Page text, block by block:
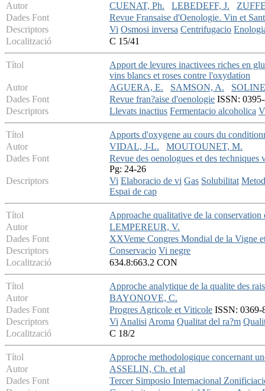
Autor
CUENAT, Ph. LEBEDEFF, J.
Dades Font
Revue Fransaise d'Oenologie. Vin et
Descriptors
Vi Osmosi inversa Centrifugacio
Localització
C 15/41
Títol
Apport de levures inactivees riches en
vins blancs et roses contre l'oxydation
Autor
AGUERA, E. SAMSON, A.
Dades Font
Revue fran?aise d'oenologie ISSN:
Descriptors
Llevats inactius Fermentacio alcoholica
Títol
Apports d'oxygene au cours du
Autor
VIDAL, J-L.
MOUTOUNET, M.
Dades Font
Revue des oenologues et des
Pg: 24-26
Descriptors
Vi Elaboracio de vi Gas Solubilitat
Espai de cap
Títol
Approache qualitative de la conservation
Autor
LEMPEREUR, V.
Dades Font
XXVeme Congres Mondial de la Vigne
Descriptors
Conservacio Vi negre
Localització
634.8:663.2 CON
Títol
Approche analytique de la qualite des
Autor
BAYONOVE, C.
Dades Font
Progres Agricole et Viticole ISSN: 0369-
Descriptors
ViAnalisiAroma Qualitat del ra?m
Localització
C 18/2
Títol
Approche methodologique concernant
Autor
ASSELIN, Ch. et al
Dades Font
Tercer Simposio Internacional